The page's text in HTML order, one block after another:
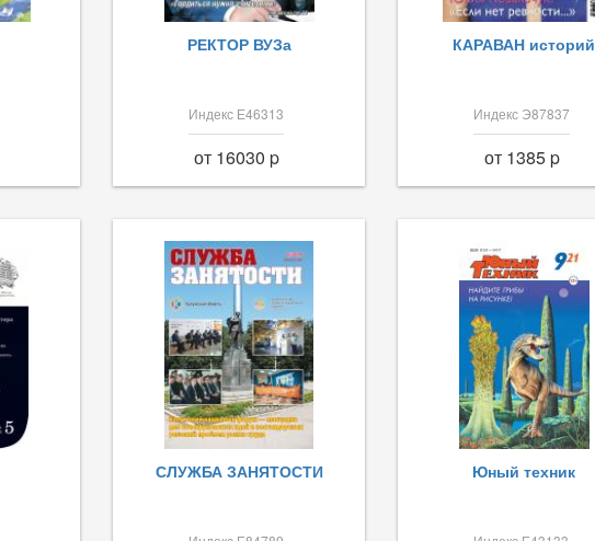
РЕКТОР ВУЗа
Индекс Е46313
от 16030 p
КАРАВАН историй
Индекс Э87837
от 1385 p
СЛУЖБА ЗАНЯТОСТИ Юный техник